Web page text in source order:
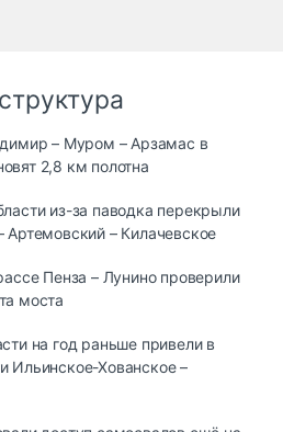
– Муром – Арзамас в
2,8 км полотна
из-за паводка перекрыли
– Килачевское
Пенза – Лунино проверили
моста
на год раньше привели в
Ильинское-Хованское –